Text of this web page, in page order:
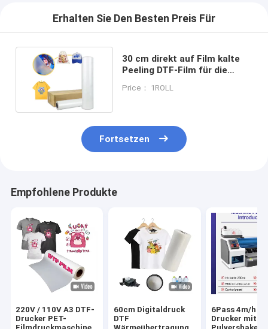
Erhalten Sie Den Besten Preis Für
30 cm direkt auf Film kalte
Peeling DTF-Film für die
Price： 1ROLL
Fortsetzen
Empfohlene Produkte
220V / 110V A3 DTF-
Drucker PET-
60cm Digitaldruck
DTF
6Pass 4m/h
Drucker mit